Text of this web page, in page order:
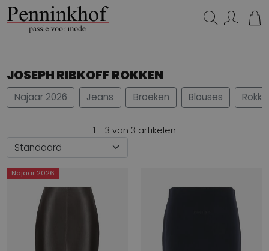
JOSEPH RIBKOFF ROKKEN
Najaar 2026 Jeans Broeken Blouses
1 - 3 van 3 artikelen
Najaar 2026